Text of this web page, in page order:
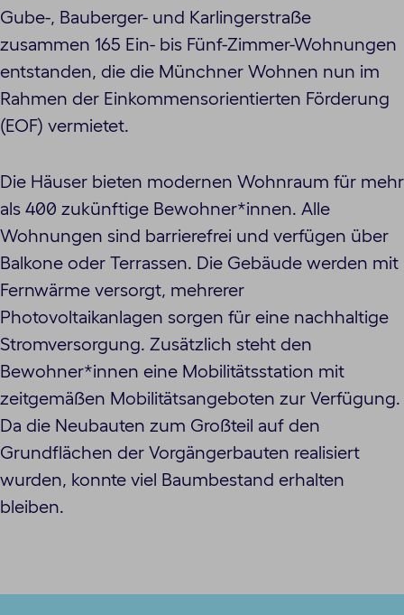
Gube-, Bauberger- und Karlingerstraße
zusammen 165 Ein- bis Fünf-Zimmer-Wohnungen
entstanden, die die Münchner Wohnen nun im
Rahmen der Einkommensorientierten Förderung
(EOF) vermietet.
Die Häuser bieten modernen Wohnraum für mehr
als 400 zukünftige Bewohner*innen. Alle
Wohnungen sind barrierefrei und verfügen über
Balkone oder Terrassen. Die Gebäude werden mit
Fernwärme versorgt, mehrerer
Photovoltaikanlagen sorgen für eine nachhaltige
Stromversorgung. Zusätzlich steht den
Bewohner*innen eine Mobilitätsstation mit
zeitgemäßen Mobilitätsangeboten zur Verfügung.
Da die Neubauten zum Großteil auf den
Grundflächen der Vorgängerbauten realisiert
wurden, konnte viel Baumbestand erhalten
bleiben.